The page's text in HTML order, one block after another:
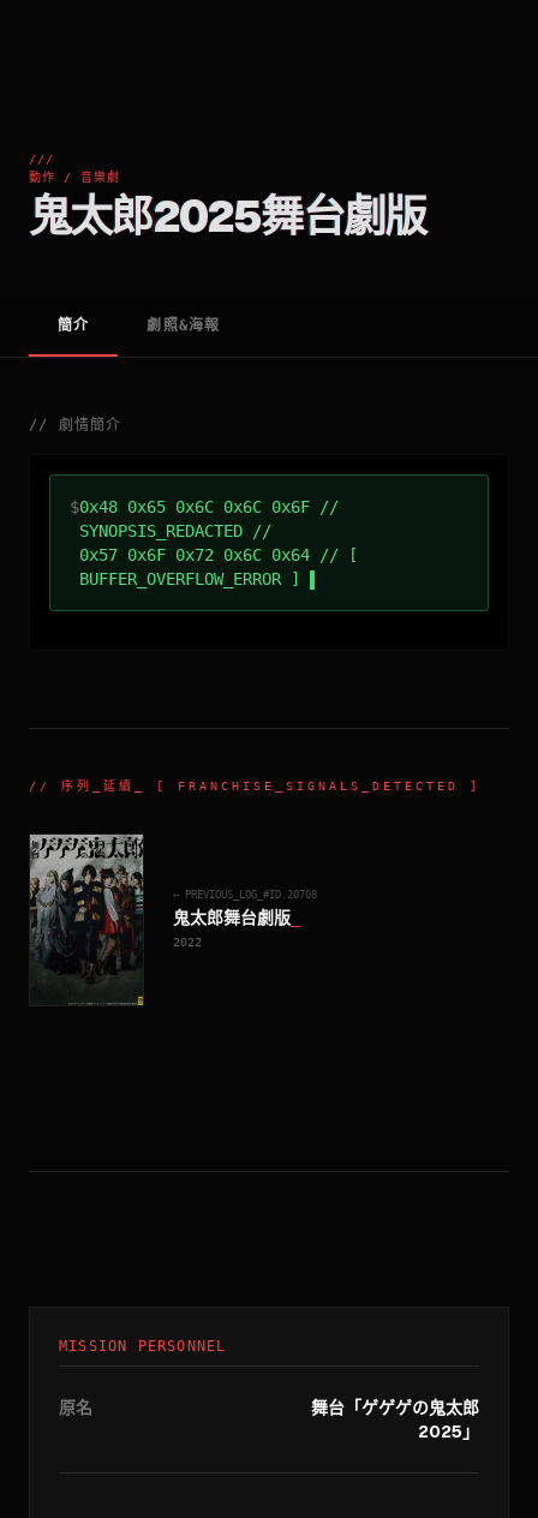
///
動作 / 音樂劇
鬼太郎2025舞台劇版
簡介 劇照&海報
// 劇情簡介
$0x48 0x65 0x6C 0x6C 0x6F //
SYNOPSIS_REDACTED //
0x57 0x6F 0x72 0x6C 0x64 // [
BUFFER_OVERFLOW_ERROR ]
// 序列_延續 _ [ FRANCHISE_SIGNALS_DETECTED ]
← PREVIOUS_LOG_#ID. 20708
鬼太郎舞台劇版
2022
MISSION PERSONNEL
原名
舞台「ゲゲゲの鬼太郎
2025」